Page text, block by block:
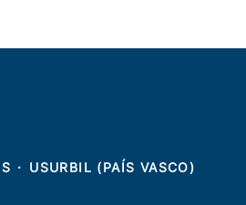
· USURBIL (PAÍS VASCO)